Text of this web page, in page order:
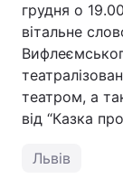
грудня о
вітальне
театром, а
від “Казка
Львів